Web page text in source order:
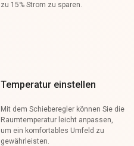
zu 15% Strom zu sparen.
Temperatur einstellen
Mit dem Schieberegler können Sie die
Raumtemperatur leicht anpassen,
um ein komfortables Umfeld zu
gewährleisten.